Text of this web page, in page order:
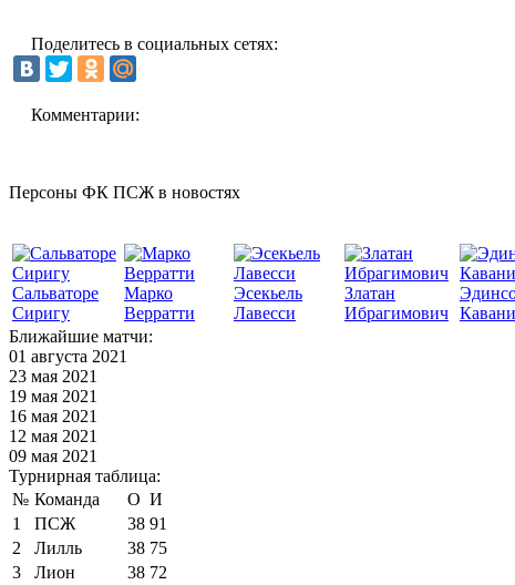
Поделитесь в социальных сетях:
Комментарии:
Персоны ФК ПСЖ в новостях
Сальваторе
Сиригу
Марко
Верратти
Эсекьель
Лавесси
Златан
Ибрагимович Кавани
Ближайшие матчи:
01 августа 2021
23 мая 2021
19 мая 2021
16 мая 2021
12 мая 2021
09 мая 2021
Турнирная таблица:
№ Команда О И
1
ПСЖ 38 91
2
Лилль 38 75
3
Лион 38 72